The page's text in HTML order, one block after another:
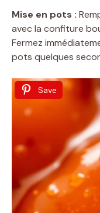
Mise en pots :
avec la confiture
Fermez
pots quelques
Save